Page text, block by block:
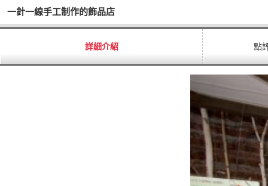
一針一線手工制作的飾品店
詳細介紹 點